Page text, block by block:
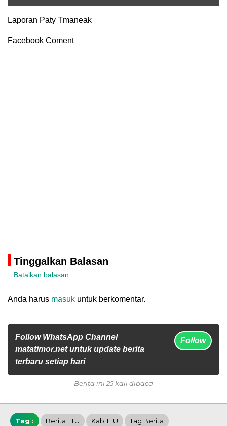
Laporan Paty Tmaneak
Facebook Coment
Tinggalkan Balasan
Batalkan balasan
Anda harus masuk untuk berkomentar.
Follow WhatsApp Channel
matatimor.net untuk update berita
terbaru setiap hari
Follow
Berita ini 25 kali dibaca
Tag : Berita TTU Kab TTU Tag Berita